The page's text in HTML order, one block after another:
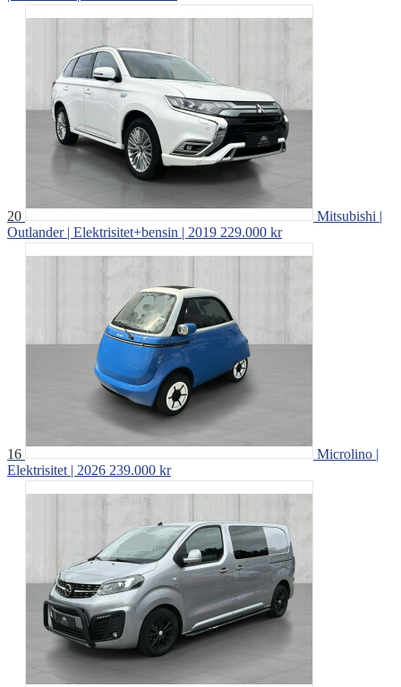
20
Mitsubishi |
Outlander | Elektrisitet+bensin | 2019 229.000 kr
16
Microlino |
Elektrisitet | 2026 239.000 kr